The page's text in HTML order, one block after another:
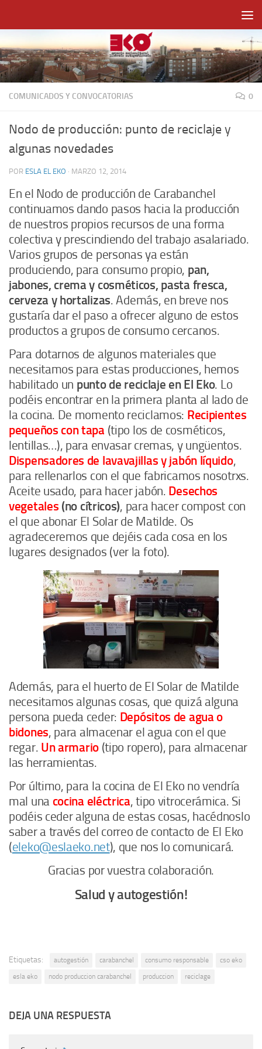
COMUNICADOS Y CONVOCATORIAS 0
Nodo de producción: punto de reciclaje y
algunas novedades
POR ESLA EL EKO · MARZO 12, 2014
En el Nodo de producción de Carabanchel
continuamos dando pasos hacia la producción
de nuestros propios recursos de una forma
colectiva y prescindiendo del trabajo asalariado.
Varios grupos de personas ya están
produciendo, para consumo propio, pan,
jabones, crema y cosméticos, pasta fresca,
cerveza y hortalizas. Además, en breve nos
gustaría dar el paso a ofrecer alguno de estos
productos a grupos de consumo cercanos.
Para dotarnos de algunos materiales que
necesitamos para estas producciones, hemos
habilitado un punto de reciclaje en El Eko. Lo
podéis encontrar en la primera planta al lado de
la cocina. De momento reciclamos: Recipientes
pequeños con tapa (tipo los de cosméticos,
lentillas…), para envasar cremas, y ungüentos.
Dispensadores de lavavajillas y jabón líquido,
para rellenarlos con el que fabricamos nosotrxs.
Aceite usado, para hacer jabón. Desechos
vegetales (no cítricos), para hacer compost con
el que abonar El Solar de Matilde. Os
agradeceremos que dejéis cada cosa en los
lugares designados (ver la foto).
Además, para el huerto de El Solar de Matilde
necesitamos algunas cosas, que quizá alguna
persona pueda ceder: Depósitos de agua o
bidones, para almacenar el agua con el que
regar. Un armario(tipo ropero), para almacenar
las herramientas.
Por último, para la cocina de El Eko no vendría
mal una cocina eléctrica, tipo vitrocerámica. Si
podéis ceder alguna de estas cosas, hacédnoslo
saber a través del correo de contacto de El Eko
(eleko@eslaeko.net), que nos lo comunicará.
Gracias por vuestra colaboración.
Salud y autogestión!
Etiquetas: autogestión carabanchel consumo responsable
cso eko
esla eko
nodo produccion carabanchel produccion reciclage
DEJA UNA RESPUESTA